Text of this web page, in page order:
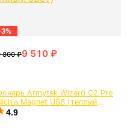
Armytek Wizard C2 Pro
Magnet USB (теплый
4.9